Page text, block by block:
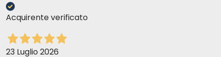
Acquirente verificato
23 Luglio 2026